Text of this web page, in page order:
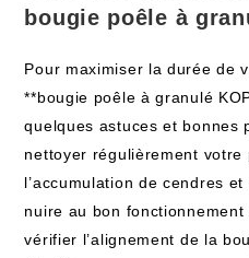
bougie poêle à
Pour maximiser la durée de
**bougie poêle à granulé
quelques astuces et bonnes
nettoyer régulièrement votre
l’accumulation de cendres
nuire au bon
vérifier l’alignement de la